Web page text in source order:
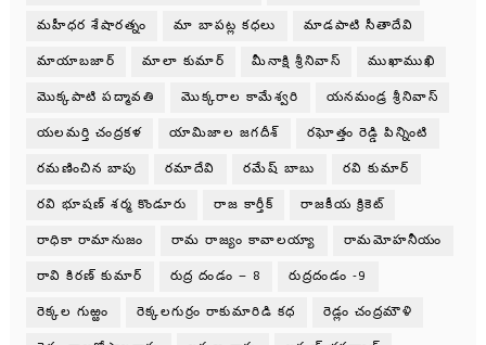
మహీధర శేషారత్నం మా బాపట్ల కధలు మాడపాటి సీతాదేవి
మాయాబజార్ మాలా కుమార్ మీనాక్షి శ్రీనివాస్ ముఖాముఖి
మొక్కపాటి పద్మావతి మొక్కరాల కామేశ్వరి యనమండ్ర శ్రీనివాస్
యలమర్తి చంద్రకళ యామిజాల జగదీశ్ రఘోత్తం రెడ్డి పిన్నింటి
రమణించిన బాపు రమాదేవి రమేష్ బాబు రవి కుమార్
రవి భూషణ్ శర్మ కొండూరు రాజ కార్తీక్ రాజకీయ క్రికెట్
రాధికా రామానుజం రామ రాజ్యం కావాలయ్యా రామమోహనీయం
రావి కిరణ్ కుమార్ రుద్ర దండం – 8 రుద్రదండం -9
రెక్కల గుఱ్ఱం రెక్కలగుర్రం రాకుమారిడి కధ రెడ్లం చంద్రమౌళి